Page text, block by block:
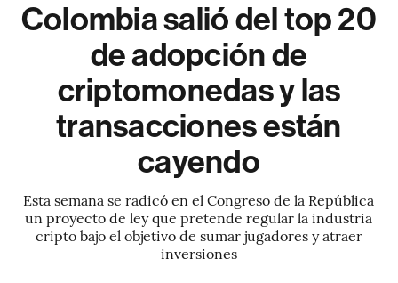
Colombia salió del top 20
de adopción de
criptomonedas y las
transacciones están
cayendo
Esta semana se radicó en el Congreso de la República
un proyecto de ley que pretende regular la industria
cripto bajo el objetivo de sumar jugadores y atraer
inversiones